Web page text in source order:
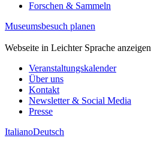
Forschen & Sammeln
Museumsbesuch planen
Webseite in Leichter Sprache anzeigen
Veranstaltungskalender
Über uns
Kontakt
Newsletter & Social Media
Presse
ItalianoDeutsch